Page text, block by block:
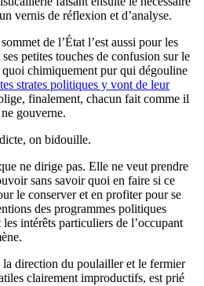
vernis de réflexion et d’analyse.
de l’État l’est aussi pour les
petites touches de confusion sur le
quoi chimiquement pur qui dégouline
strates politiques y vont de leur
finalement, chacun fait comme il
gouverne.
on bidouille.
ne dirige pas. Elle ne veut prendre
sans savoir quoi en faire si ce
le conserver et en profiter pour se
des programmes politiques
intérêts particuliers de l’occupant
la direction du poulailler et le fermier
clairement improductifs, est prié